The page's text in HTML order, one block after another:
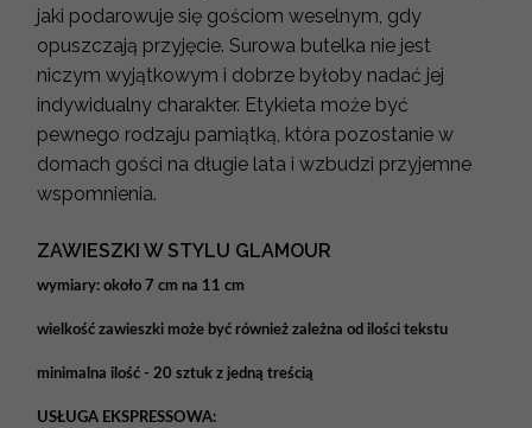
jaki podarowuje się gościom weselnym, gdy
opuszczają przyjęcie. Surowa butelka nie jest
niczym wyjątkowym i dobrze byłoby nadać jej
indywidualny charakter. Etykieta może być
pewnego rodzaju pamiątką, która pozostanie w
domach gości na długie lata i wzbudzi przyjemne
wspomnienia.
ZAWIESZKI W STYLU GLAMOUR
wymiary: około 7 cm na 11 cm
wielkość zawieszki może być również zależna od ilości tekstu
minimalna ilość - 20 sztuk z jedną treścią
USŁUGA EKSPRESSOWA: